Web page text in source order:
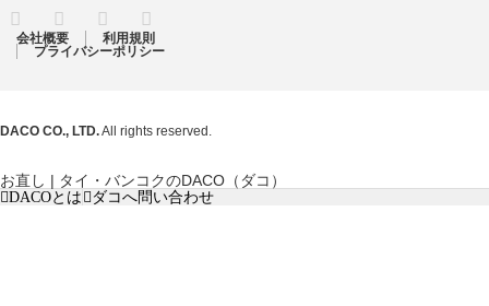
Twitter FacebookInstagram
会社概要
利用規則
プライバシーポリシー
DACO CO., LTD.All rights reserved.
お直し | タイ・バンコクのDACO（ダコ）
DACOとは ダコへ問い合わせ